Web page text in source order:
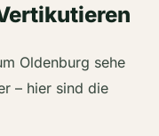
Oldenburg sehe
– hier sind die